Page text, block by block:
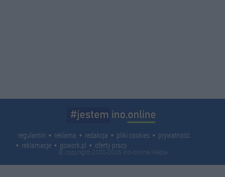
regulamin reklama redakcja pliki cookies
prywatność
reklamacje
gowork.pl oferty pracy
© copyright 2000-2026 Ino-online Media